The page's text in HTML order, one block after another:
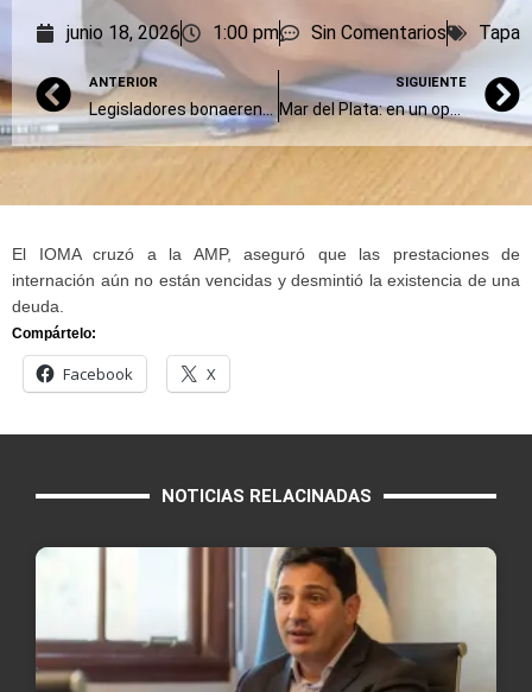
junio 18, 2026 1:00 pm Sin Comentarios Tapa
ANTERIOR
Legisladores bonaerenses alertan por los cortes de gas en estaciones de servicio e industrias
SIGUIENTE
El IOMA cruzó a la AMP, aseguró que las prestaciones de
internación aún no están vencidas y desmintió la existencia de una
deuda.
Compártelo:
Facebook X
NOTICIAS RELACINADAS